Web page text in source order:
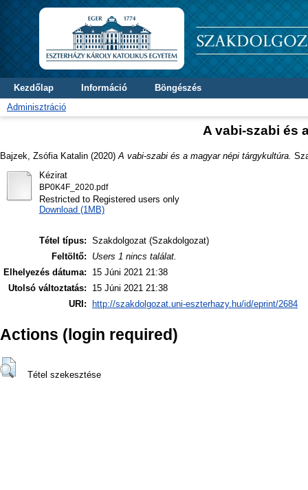
Kezdőlap Információ
Böngészés
Adminisztráció
A vabi-szabi és
Bajzek, Zsófia Katalin (2020) A vabi-szabi és a magyar népi tárgykultúra.
Kézirat
BP0K4F_2020.pdf
Restricted to Registered users only
Download (1MB)
Tétel típus: Szakdolgozat (Szakdolgozat)
Feltöltő:
Users 1 nincs találat.
Elhelyezés dátuma:
15 Júni 2021 21:38
Utolsó változtatás:
15 Júni 2021 21:38
URI:
http://szakdolgozat.uni-eszterhazy.hu/id/eprint/2684
Actions (login required)
Tétel szekesztése